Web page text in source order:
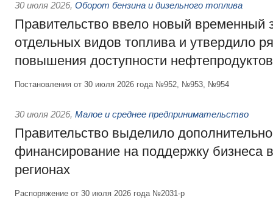
30 июля 2026, Оборот бензина и дизельного топлива
Правительство ввело новый временный
отдельных видов топлива и утвердило
повышения доступности нефтепродуктов
Постановления от 30 июля 2026 года №952, №953, №954
30 июля 2026, Малое и среднее предпринимательство
Правительство выделило
финансирование на поддержку бизнеса
регионах
Распоряжение от 30 июля 2026 года №2031-р